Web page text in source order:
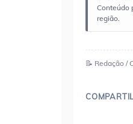
Conteúdo
região.
📝 Redação /